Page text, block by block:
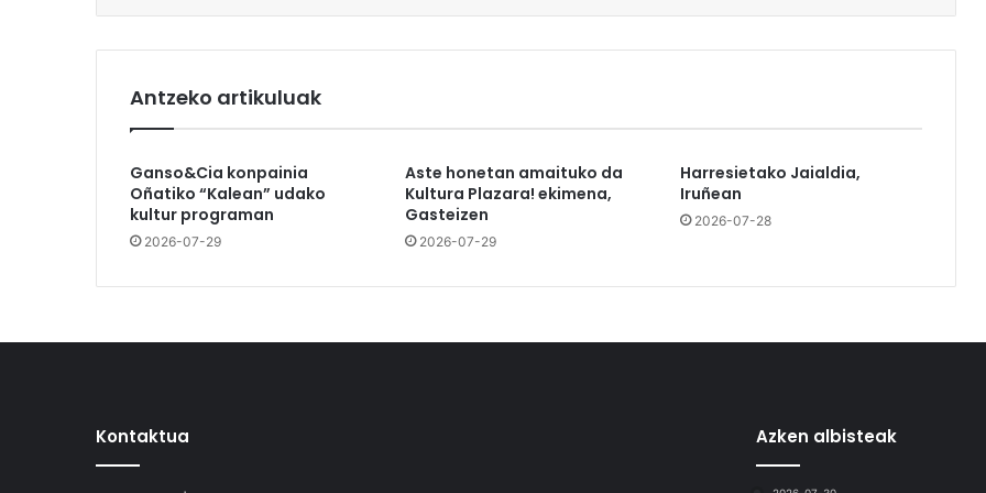
Antzeko artikuluak
Ganso&Cia konpainia
Oñatiko “Kalean” udako
kultur programan
2026-07-29
Aste honetan amaituko da
Kultura Plazara! ekimena,
Gasteizen
2026-07-29
Harresietako Jaialdia,
Iruñean
2026-07-28
Kontaktua Azken albisteak